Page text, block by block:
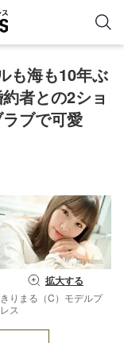
も海も10年ぶ
者との2ショ
ブで可愛
拡大する
きりまる（C）モデルプ
レス